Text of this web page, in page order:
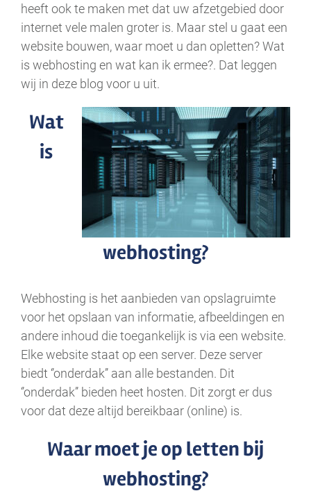
heeft ook te maken met dat uw afzetgebied door
internet vele malen groter is. Maar stel u gaat een
website bouwen, waar moet u dan opletten? Wat
is webhosting en wat kan ik ermee?. Dat leggen
wij in deze blog voor u uit.
Wat
is
webhosting?
Webhosting is het aanbieden van opslagruimte
voor het opslaan van informatie, afbeeldingen en
andere inhoud die toegankelijk is via een website.
Elke website staat op een server. Deze server
biedt ‘’onderdak’’ aan alle bestanden. Dit
‘’onderdak’’ bieden heet hosten. Dit zorgt er dus
voor dat deze altijd bereikbaar (online) is.
Waar moet je op letten bij
webhosting?